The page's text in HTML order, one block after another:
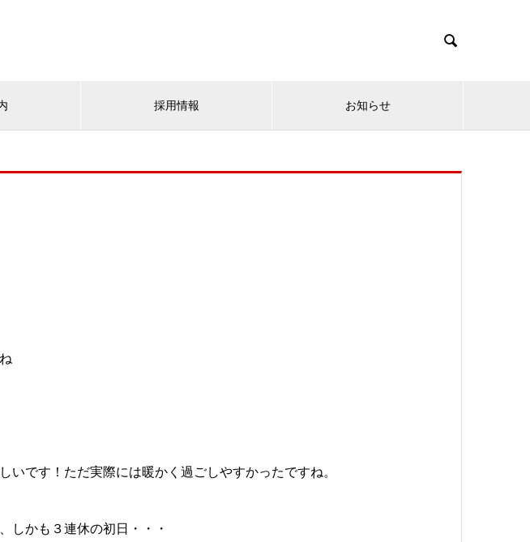

採用情報 お知らせ
いです！ただ実際には暖かく過ごしやすかったですね。
しかも３連休の初日・・・